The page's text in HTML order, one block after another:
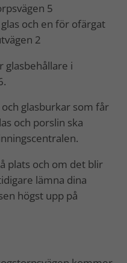
5
och en för ofärgat
2
glasbehållare i
glasburkar som får
och porslin ska
plats och om det blir
lämna dina
högst upp på